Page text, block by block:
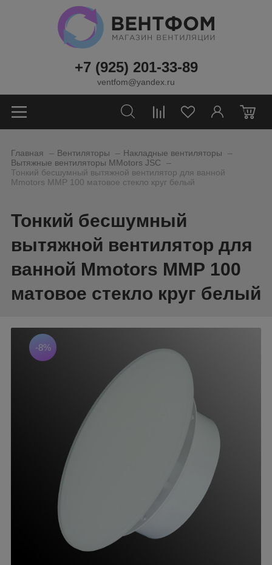
+7 (925) 201-33-89
ventfom@yandex.ru
0
Главная Вентиляторы Накладные вентиляторы
Вытяжные вентиляторы MMotors JSC _
Тонкий бесшумный вытяжной вентилятор для ванной
Mmotors ММР 100 матовое стекло круг белый
Тонкий бесшумный
вытяжной вентилятор для
ванной Mmotors ММР 100
матовое стекло круг белый
-8%